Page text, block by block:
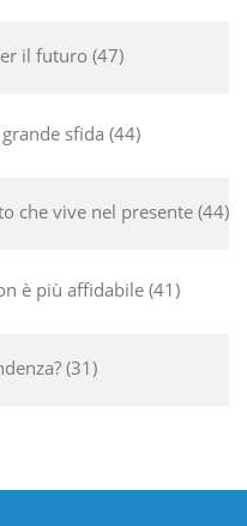
il futuro 47
sfida 44
che vive nel presente 44
è più affidabile 41
31